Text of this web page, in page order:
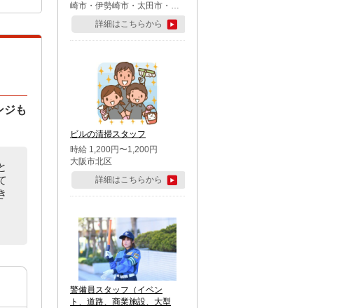
も
崎市・伊勢崎市・太田市・館
林市・藤岡市・大泉町・さい
たま市北区・川越市・熊谷
市・行田市・秩父市・所沢
市・鶴ケ島市・千葉市中央
区・市川市・松戸市・習志野
市・柏市・流山市・八千代
市・足立区・江戸川区・八王
子市・町田市
詳細はこちらから
ビルの清掃スタッフ
時給 1,200円〜1,200円
大阪市北区
詳細はこちらから
警備員スタッフ（イベン
ト、道路、商業施設、大型